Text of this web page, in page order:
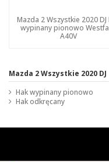
Mazda 2 Wszystkie 2020 DJ
wypinany pionowo
A40V
Mazda 2 Wszystkie 2020 DJ
Hak wypinany pionowo
Hak odkręcany